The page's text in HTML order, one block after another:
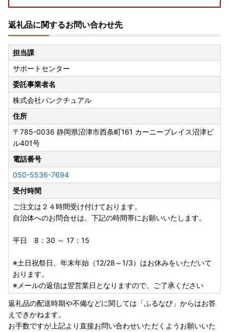
年末年始の書類発送について
【ワンストップ特例申請書の発送スケジュール】
12月30日までにご寄附いただいた場合は年内に発送いたし
ます。
12月31日以降のご寄附は1月4日より順次発送手続きをいた
します。
【寄附金受領証明書の発送のスケジュール】
12月15日までにご寄附いただいた場合は年内に発送いたし
ます。
12月16日以降のご寄附は1月6日より順次発送手続きをいた
します。
返礼品に関するお問い合わせ先
担当課
サポートセンター
委託事業者名
株式会社パンクチュアル
住所
〒785-0036 静岡県沼津市西条町161 カーニープレイス沼津ビ
ル401号
電話番号
050-5536-7694
受付時間
ご注文は２４時間受け付けております。
自治体へのお問合せは、下記の時間帯にお願いいたします。
平日 8：30 ～ 17：15
※土日祝祭日、年末年始（12/28～1/3）はお休みをいただいて
おります。
※メールの返信は翌営業日となりますので、ご了承ください
返礼品の配送時期や不備などに関しては「ふるなび」からはお答
えできかねます。
お手数ですが上記より直接お問い合わせいただくようお願いいた